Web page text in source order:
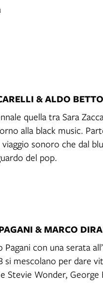
& ALDO BETTO
quella tra Sara
alla black music.
sonoro che dal
del pop.
& MARCO
con una serata
si mescolano per dare
Wonder, George